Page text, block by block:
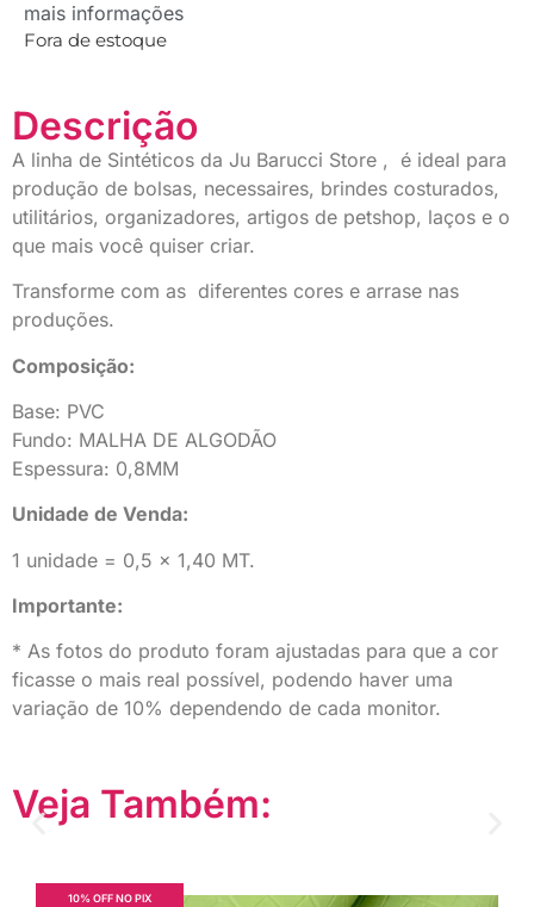
mais informações
Fora de estoque
Descrição
A linha de Sintéticos da Ju Barucci Store , é ideal para
produção de bolsas, necessaires, brindes costurados,
utilitários, organizadores, artigos de petshop, laços e o
que mais você quiser criar.
Transforme com as diferentes cores e arrase nas
produções.
Composição:
Base: PVC
Fundo: MALHA DE ALGODÃO
Espessura: 0,8MM
Unidade de Venda:
1 unidade = 0,5 x 1,40 MT.
Importante:
* As fotos do produto foram ajustadas para que a cor
ficasse o mais real possível, podendo haver uma
variação de 10% dependendo de cada monitor.
Veja Também:
10% OFF NO PIX